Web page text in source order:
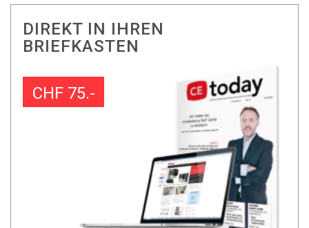
DIREKT IN IHREN
BRIEFKASTEN
CHF 75.-